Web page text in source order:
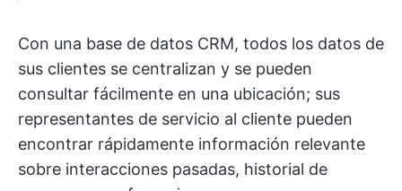
Con una base de datos CRM, todos los datos de
sus clientes se centralizan y se pueden
consultar fácilmente en una ubicación; sus
representantes de servicio al cliente pueden
encontrar rápidamente información relevante
sobre interacciones pasadas, historial de